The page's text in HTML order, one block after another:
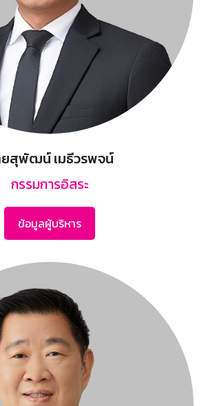
สุพัฒน์ เมธีวรพจน์
กรรมการอิสระ
ข้อมูลผู้บริหาร